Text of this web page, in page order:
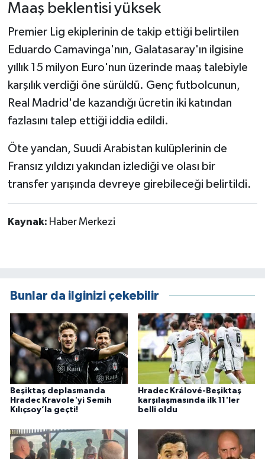
Maaş beklentisi yüksek
Premier Lig ekiplerinin de takip ettiği belirtilen
Eduardo Camavinga'nın, Galatasaray'ın ilgisine
yıllık 15 milyon Euro'nun üzerinde maaş talebiyle
karşılık verdiği öne sürüldü. Genç futbolcunun,
Real Madrid'de kazandığı ücretin iki katından
fazlasını talep ettiği iddia edildi.
Öte yandan, Suudi Arabistan kulüplerinin de
Fransız yıldızı yakından izlediği ve olası bir
transfer yarışında devreye girebileceği belirtildi.
Kaynak: Haber Merkezi
Bunlar da ilginizi çekebilir
Beşiktaş deplasmanda
Hradec Kravole'yi Semih
Kılıçsoy’la geçti!
Hradec Králové-Beşiktaş
karşılaşmasında ilk 11'ler
belli oldu